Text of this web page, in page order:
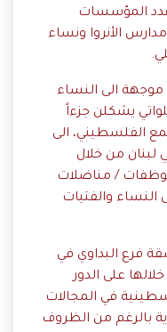
المؤسسات
الأنروا ونساء
موجهة الى النساء
يشكلن جزءاً
الفلسطيني، الى
لبنان من خلال
/ مناضلات
والفتيات
فرع البداوي في
على الدور
في المجالات
بالرغم من الظروف